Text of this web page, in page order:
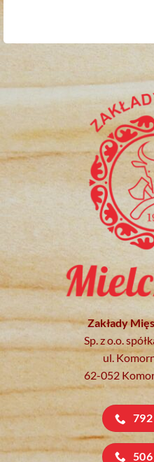
Zakłady
Sp. z o.o.
ul.
62-052